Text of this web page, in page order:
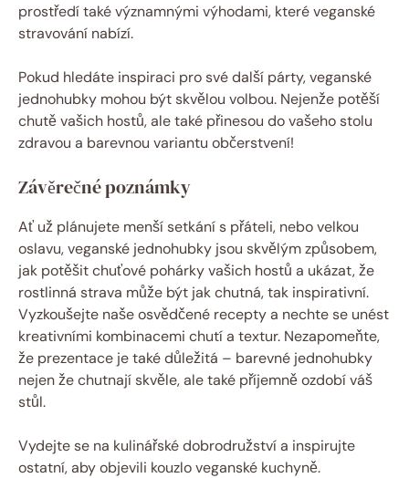
prostředí také významnými výhodami, které veganské
stravování nabízí.
Pokud hledáte inspiraci pro své další párty, veganské
jednohubky mohou být skvělou volbou. Nejenže potěší
chutě vašich hostů, ale také přinesou do vašeho stolu
zdravou a barevnou variantu občerstvení!
Závěrečné poznámky
Ať už plánujete menší setkání s přáteli, nebo velkou
oslavu, veganské jednohubky jsou skvělým způsobem,
jak potěšit chuťové pohárky vašich hostů a ukázat, že
rostlinná strava může být jak chutná, tak inspirativní.
Vyzkoušejte naše osvědčené recepty a nechte se unést
kreativními kombinacemi chutí a textur. Nezapomeňte,
že prezentace je také důležitá – barevné jednohubky
nejen že chutnají skvěle, ale také příjemně ozdobí váš
stůl.
Vydejte se na kulinářské dobrodružství a inspirujte
ostatní, aby objevili kouzlo veganské kuchyně.